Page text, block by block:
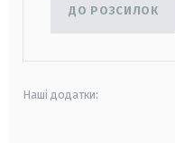
ДО РОЗСИЛОК
Наші додатки: